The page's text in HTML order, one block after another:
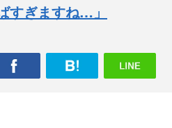
すぎますね…」